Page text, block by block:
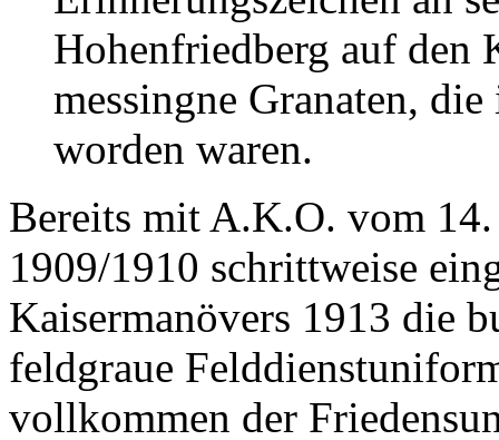
Hohenfriedberg auf den
messingne Granaten,
worden waren.
Bereits mit A.K.O. vom
1909/1910 schrittweise
Kaisermanövers 1913 die
feldgraue
vollkommen der